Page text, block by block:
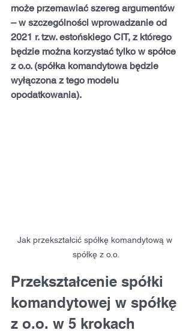
może przemawiać szereg argumentów
– w szczególności wprowadzanie od
2021 r. tzw. estońskiego CIT, z którego
będzie można korzystać tylko w spółce
z o.o. (spółka komandytowa będzie
wyłączona z tego modelu
opodatkowania).
Jak przekształcić spółkę komandytową w
spółkę z o.o.
Przekształcenie spółki
komandytowej w spółkę
z o.o. w 5 krokach